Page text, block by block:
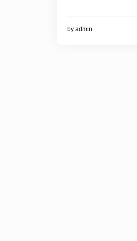
by admin